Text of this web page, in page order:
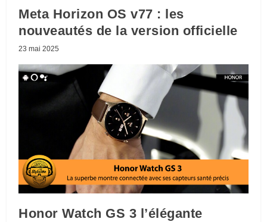
Meta Horizon OS v77 : les
nouveautés de la version officielle
23 mai 2025
Honor Watch GS 3 l’élégante